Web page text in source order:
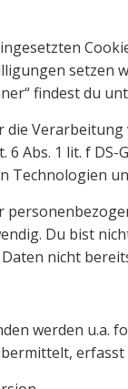
setzen
findest du
6 Abs. 1 lit. f
Technologien
Du bist
nicht
werden u.a.